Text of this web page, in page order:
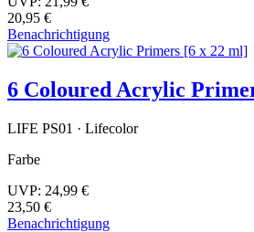
20,95 €
Benachrichtigung
6 Coloured Acrylic
LIFE PS01 · Lifecolor
Farbe
UVP: 24,99 €
23,50 €
Benachrichtigung